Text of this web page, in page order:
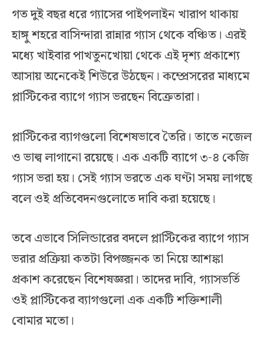
গত দুই বছর ধরে গ্যাসের পাইপলাইন খারাপ থাকায়
হাঙ্গু শহরে বাসিন্দারা রান্নার গ্যাস থেকে বঞ্চিত। এরই
মধ্যে খাইবার পাখতুনখোয়া থেকে এই দৃশ্য প্রকাশ্যে
আসায় অনেকেই শিউরে উঠছেন। কম্প্রেসরের মাধ্যমে
প্লাস্টিকের ব্যাগে গ্যাস ভরছেন বিক্রেতারা।
প্লাস্টিকের ব্যাগগুলো বিশেষভাবে তৈরি। তাতে নজেল
ও ভাল্ব লাগানো রয়েছে। এক একটি ব্যাগে ৩-৪ কেজি
গ্যাস ভরা হয়। সেই গ্যাস ভরতে এক ঘণ্টা সময় লাগছে
বলে ওই প্রতিবেদনগুলোতে দাবি করা হয়েছে।
তবে এভাবে সিলিন্ডারের বদলে প্লাস্টিকের ব্যাগে গ্যাস
ভরার প্রক্রিয়া কতটা বিপজ্জনক তা নিয়ে আশঙ্কা
প্রকাশ করেছেন বিশেষজ্ঞরা। তাদের দাবি, গ্যাসভর্তি
ওই প্লাস্টিকের ব্যাগগুলো এক একটি শক্তিশালী
বোমার মতো।